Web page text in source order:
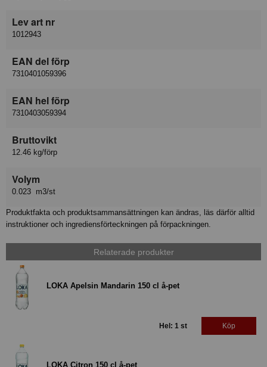
Lev art nr
1012943
EAN del förp
7310401059396
EAN hel förp
7310403059394
Bruttovikt
12.46 kg/förp
Volym
0.023 m3/st
Produktfakta och produktsammansättningen kan ändras, läs därför alltid
instruktioner och ingrediensförteckningen på förpackningen.
Relaterade produkter
LOKA Apelsin Mandarin 150 cl å-pet
Hel: 1 st Köp
LOKA Citron 150 cl å-pet